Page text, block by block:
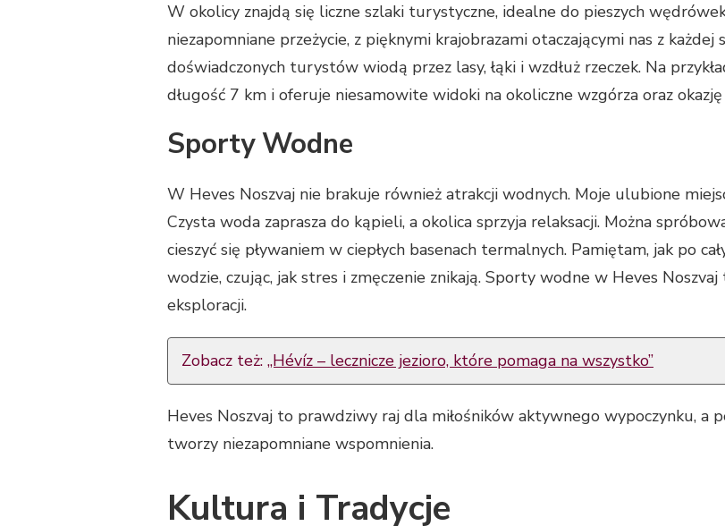
W okolicy znajdą się liczne szlaki turystyczne, idealne do pieszych
niezapomniane przeżycie, z pięknymi krajobrazami otaczającymi nas z
doświadczonych turystów wiodą przez lasy, łąki i wzdłuż rzeczek. Na
długość 7 km i oferuje niesamowite widoki na okoliczne wzgórza oraz
Sporty Wodne
W Heves Noszvaj nie brakuje również atrakcji wodnych. Moje ulubione
Czysta woda zaprasza do kąpieli, a okolica sprzyja relaksacji. Można
cieszyć się pływaniem w ciepłych basenach termalnych. Pamiętam, jak po
wodzie, czując, jak stres i zmęczenie znikają. Sporty wodne w Heves
eksploracji.
Zobacz też: „Hévíz – lecznicze jezioro, które pomaga na wszystko”
Heves Noszvaj to prawdziwy raj dla miłośników aktywnego wypoczynku, a
tworzy niezapomniane wspomnienia.
Kultura i Tradycje